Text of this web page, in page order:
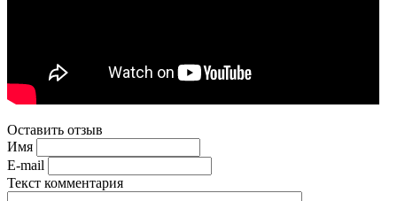
Оставить отзыв
Имя
E-mail
Текст комментария